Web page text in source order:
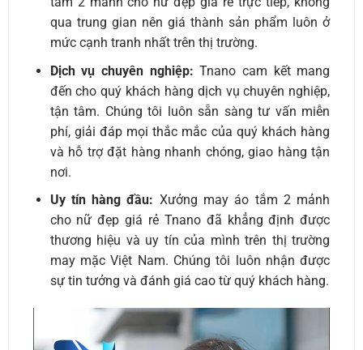
qua trung gian nên giá thành sản phẩm luôn ở
mức cạnh tranh nhất trên thị trường.
Dịch vụ chuyên nghiệp: Tnano cam kết mang
đến cho quý khách hàng dịch vụ chuyên nghiệp,
tận tâm. Chúng tôi luôn sẵn sàng tư vấn miễn
phí, giải đáp mọi thắc mắc của quý khách hàng
và hỗ trợ đặt hàng nhanh chóng, giao hàng tận
nơi.
Uy tín hàng đầu: Xưởng may áo tắm 2 mảnh
cho nữ đẹp giá rẻ Tnano đã khẳng định được
thương hiệu và uy tín của mình trên thị trường
may mặc Việt Nam. Chúng tôi luôn nhận được
sự tin tưởng và đánh giá cao từ quý khách hàng.